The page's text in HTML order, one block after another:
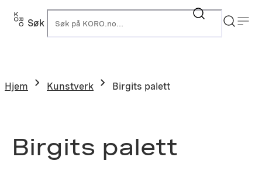
Hopp
Søk
Hjem Kunstverk Birgits palett
Birgits palett